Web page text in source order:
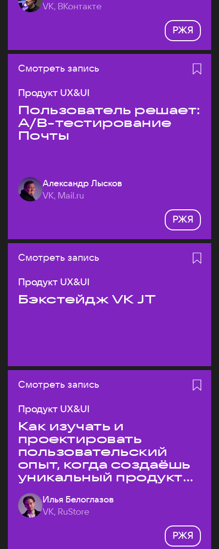
VK, ВКонтакте
РЖЯ
Смотреть запись
Продукт UX&UI
Пользователь решает:
A/B-тестирование
Почты
Александр Лысков
VK, Mail.ru
РЖЯ
Смотреть запись
Продукт UX&UI
Бэкстейдж VK JT
Смотреть запись
Продукт UX&UI
Как изучать и
проектировать
пользовательский
опыт, когда создаёшь
уникальный продукт
на рынке?
Илья Белоглазов
VK, RuStore
РЖЯ